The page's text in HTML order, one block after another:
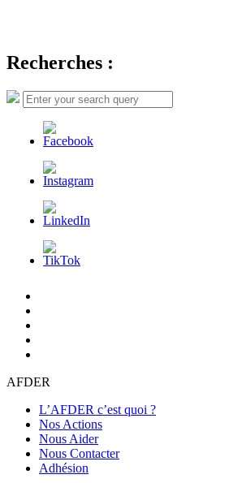
Recherches :
Search
for:
Search
AFDER
L’AFDER c’est quoi ?
Nos Actions
Nous Aider
Nous Contacter
Adhésion